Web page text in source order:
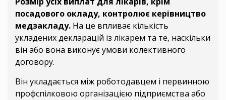
посадового окладу, контролює керівництво
медзакладу. На це впливає кількість
укладених декларацій із лікарем та те, наскільки
він або вона виконує умови колективного
договору.
Він укладається між роботодавцем і первинною
профспілковою організацією підприємства або